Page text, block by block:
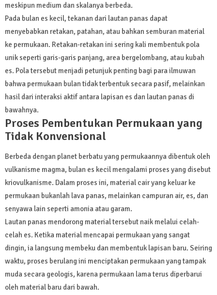
meskipun medium dan skalanya berbeda.
Pada bulan es kecil, tekanan dari lautan panas dapat
menyebabkan retakan, patahan, atau bahkan semburan material
ke permukaan. Retakan-retakan ini sering kali membentuk pola
unik seperti garis-garis panjang, area bergelombang, atau kubah
es. Pola tersebut menjadi petunjuk penting bagi para ilmuwan
bahwa permukaan bulan tidak terbentuk secara pasif, melainkan
hasil dari interaksi aktif antara lapisan es dan lautan panas di
bawahnya.
Proses Pembentukan Permukaan yang
Tidak Konvensional
Berbeda dengan planet berbatu yang permukaannya dibentuk oleh
vulkanisme magma, bulan es kecil mengalami proses yang disebut
kriovulkanisme. Dalam proses ini, material cair yang keluar ke
permukaan bukanlah lava panas, melainkan campuran air, es, dan
senyawa lain seperti amonia atau garam.
Lautan panas mendorong material tersebut naik melalui celah-
celah es. Ketika material mencapai permukaan yang sangat
dingin, ia langsung membeku dan membentuk lapisan baru. Seiring
waktu, proses berulang ini menciptakan permukaan yang tampak
muda secara geologis, karena permukaan lama terus diperbarui
oleh material baru dari bawah.